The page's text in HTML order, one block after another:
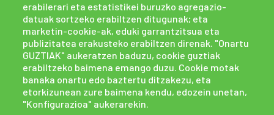
erabilerari eta estatistikei buruzko agregazio-
datuak sortzeko erabiltzen ditugunak; eta
marketin-cookie-ak, eduki garrantzitsua eta
publizitatea erakusteko erabiltzen direnak. "Onartu
GUZTIAK" aukeratzen baduzu, cookie guztiak
erabiltzeko baimena emango duzu. Cookie motak
banaka onartu edo baztertu ditzakezu, eta
etorkizunean zure baimena kendu, edozein unetan,
"Konfigurazioa" aukerarekin.